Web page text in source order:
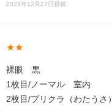
2024年12月27日投稿
★★
裸眼 黒
1枚目/ノーマル 室内
2枚目/プリクラ（わたうさ）